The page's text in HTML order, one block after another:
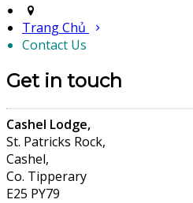
Trang Chủ
Contact Us
Get in touch
Cashel Lodge,
St. Patricks Rock,
Cashel,
Co. Tipperary
E25 PY79